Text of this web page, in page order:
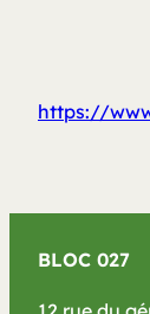
https://
BLOC 027